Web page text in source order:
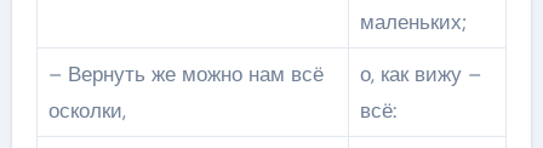
маленьких;
– Вернуть же можно нам всё
осколки,
о, как вижу –
всё: